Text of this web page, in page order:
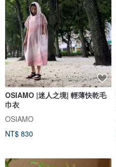
OSIAMO |迷人之境| 輕薄快乾毛
巾衣
OSIAMO
NT$ 830